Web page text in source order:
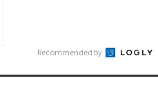
Recommended by